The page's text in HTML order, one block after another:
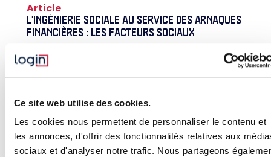
Ce site web utilise des cookies.
Les cookies nous permettent de personnaliser le contenu et
les annonces, d'offrir des fonctionnalités relatives aux
sociaux et d'analyser notre trafic. Nous partageons
Article
L'INGÉNIERIE SOCIALE AU SERVICE DES ARNAQUES
FINANCIÈRES : LES FACTEURS SOCIAUX
uniquement sur la technologie, mais sur une fine
compréhension de la psychologie humaine. Biais
avant de voler nos données. Dans cet article,
découvrez comment ces mécanismes nous
piègent — et comment s’en protéger efficacement.